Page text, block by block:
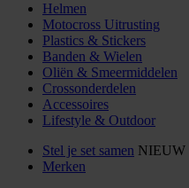
Helmen
Motocross Uitrusting
Plastics & Stickers
Banden & Wielen
Oliën & Smeermiddelen
Crossonderdelen
Accessoires
Lifestyle & Outdoor
Stel je set samen NIEUW
Merken